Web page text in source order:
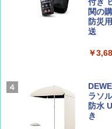
BE-
地球
￥
新し
解く (
テン
広げ
ーテ
簡単
ュ
関の
防災
送
￥
ラソ
防水
き